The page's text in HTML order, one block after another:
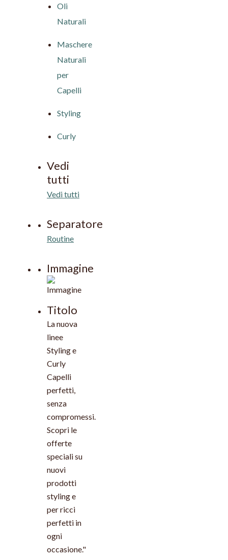
Oli
Naturali
Maschere
Naturali
per
Capelli
Styling
Curly
Vedi
tutti
Vedi tutti
Separatore
Routine
Immagine
Titolo
La nuova
linee
Styling e
Curly
Capelli
perfetti,
senza
compromessi.
Scopri le
offerte
speciali su
nuovi
prodotti
styling e
per ricci
perfetti in
ogni
occasione."